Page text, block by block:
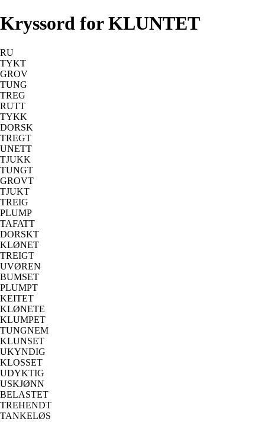
Kryssord for KLUNTET
RU
TYKT
GROV
TUNG
TREG
RUTT
TYKK
DORSK
TREGT
UNETT
TJUKK
TUNGT
GROVT
TJUKT
TREIG
PLUMP
TAFATT
DORSKT
KLØNET
TREIGT
UVØREN
BUMSET
PLUMPT
KEITET
KLØNETE
KLUMPET
TUNGNEM
KLUNSET
UKYNDIG
KLOSSET
UDYKTIG
USKJØNN
BELASTET
TREHENDT
TANKELØS